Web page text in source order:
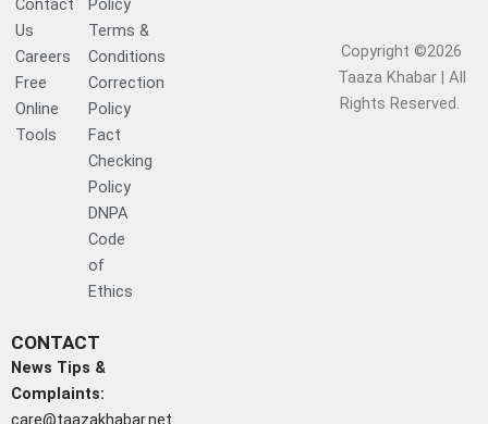
Contact
Us
Careers
Free
Online
Tools
Policy
Terms &
Conditions
Correction
Policy
Fact
Checking
Policy
DNPA
Code
of
Ethics
CONTACT
News Tips &
Complaints:
care@taazakhabar.net
Copyright ©2026
Taaza Khabar | All
Rights Reserved.​